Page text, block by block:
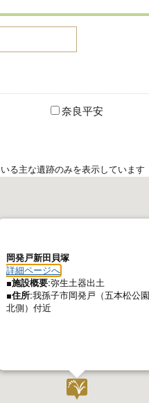
奈良平安
る主な遺跡のみを表示しています
岡発戸新田貝塚
詳細ページへ
■施設概要:弥生土器出土
■住所:我孫子市岡発戸（五本松公園
北側）付近